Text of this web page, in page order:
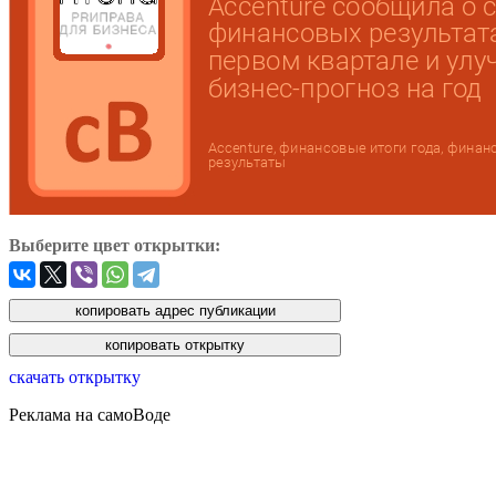
Выберите цвет открытки:
скачать открытку
Реклама на самоВоде